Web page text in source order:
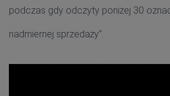
podczas gdy odczyty poniżej 30
nadmiernej sprzedaży”.